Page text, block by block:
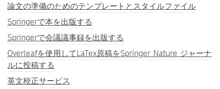
論文の準備のためのテンプレートとスタイルファイル
Springerで本を出版する
Springerで会議議事録を出版する
Overleafを使用してLaTex原稿をSpringer Nature ジャーナ
ルに投稿する
英文校正サービス